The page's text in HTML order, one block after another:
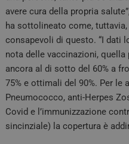
avere cura della propria
ha sottolineato come,
consapevoli di questo. “I dati
nota delle vaccinazioni, quella
ancora al di sotto del 60% a
75% e ottimali del 90%. Per le
Pneumococco, anti-Herpes
Covid e l’immunizzazione
sincinziale) la copertura è